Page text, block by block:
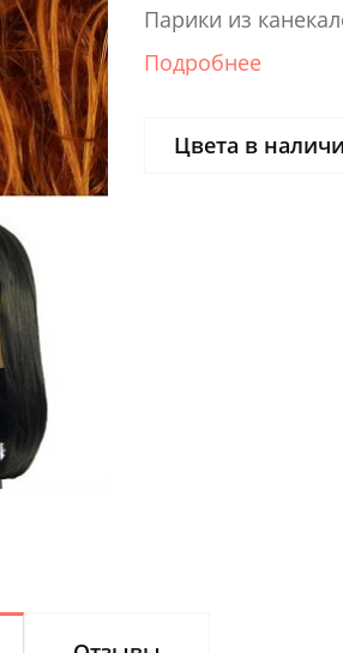
Парики из
Подробнее
Цвета в